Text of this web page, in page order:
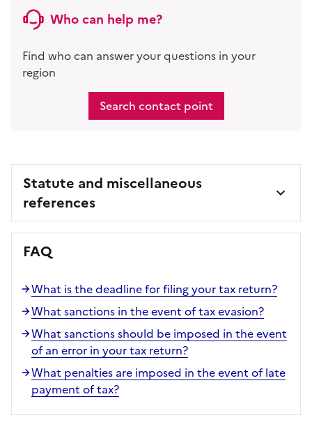
Who can help me?
Find who can answer your questions in your
region
Search contact point
Statute and miscellaneous
references
FAQ
What is the deadline for filing your tax return?
What sanctions in the event of tax evasion?
What sanctions should be imposed in the event
of an error in your tax return?
What penalties are imposed in the event of late
payment of tax?